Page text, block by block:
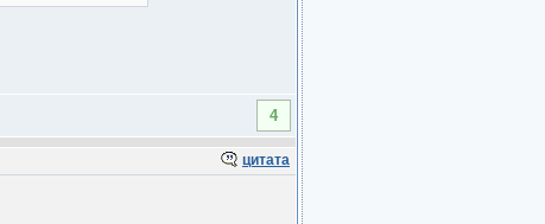
4
цитата